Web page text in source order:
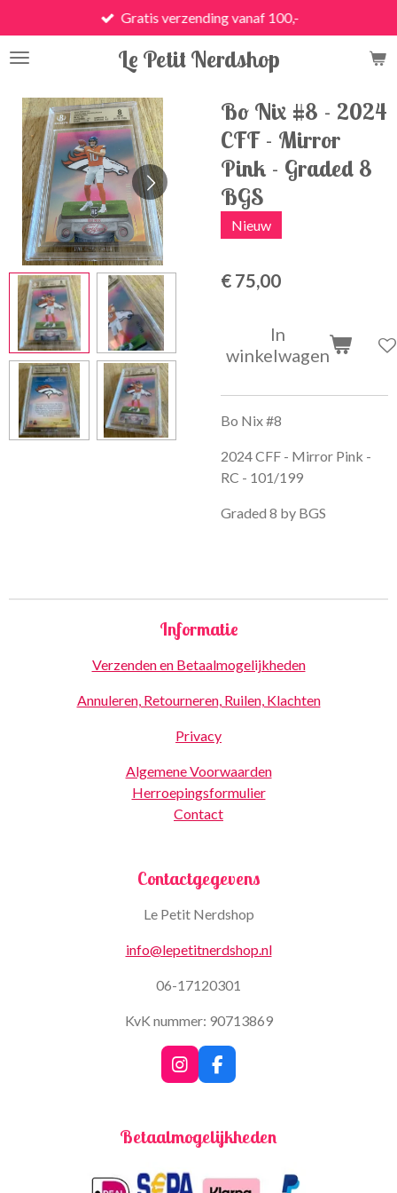
direct
naar
hoofdinhoud
Le Petit Nerdshop
Gratis verzending vanaf 100,-
Bo Nix #8 - 2024
CFF - Mirror
Pink - Graded 8
BGS
Nieuw
€ 75,00
In
winkelwagen
Bo Nix #8
2024 CFF - Mirror Pink -
RC - 101/199
Graded 8 by BGS
Informatie
Verzenden en Betaalmogelijkheden
Annuleren, Retourneren, Ruilen, Klachten
Privacy
Algemene Voorwaarden
Herroepingsformulier
Contact
Contactgegevens
Le Petit Nerdshop
info@lepetitnerdshop.nl
06-17120301
KvK nummer: 90713869
I
n
a
r
a
F
a
b
k
Betaalmogelijkheden